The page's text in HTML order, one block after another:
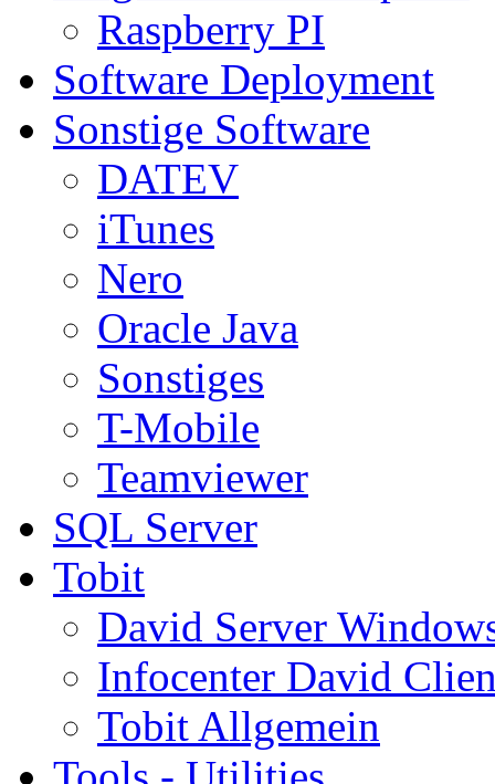
Raspberry PI
Software Deployment
Sonstige Software
DATEV
iTunes
Nero
Oracle Java
Sonstiges
T-Mobile
Teamviewer
SQL Server
Tobit
David Server
Infocenter David
Tobit Allgemein